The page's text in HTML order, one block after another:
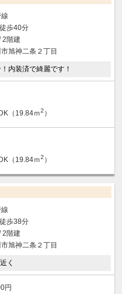
線
歩40分
2階建
旭神二条２丁目
内装済で綺麗です！
（19.84ｍ2 ）
（19.84ｍ2 ）
歩38分
2階建
旭神二条２丁目
く
円